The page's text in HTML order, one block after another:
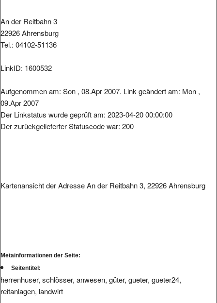
An der Reitbahn 3
22926 Ahrensburg
Tel.: 04102-51136
LinkID: 1600532
Aufgenommen am: Son , 08.Apr 2007. Link geändert am: Mon ,
09.Apr 2007
Der Linkstatus wurde geprüft am: 2023-04-20 00:00:00
Der zurückgelieferter Statuscode war: 200
Kartenansicht der Adresse An der Reitbahn 3, 22926 Ahrensburg
Metainformationen der Seite:
Seitentitel:
herrenhuser, schlösser, anwesen, güter, gueter, gueter24,
reitanlagen, landwirt